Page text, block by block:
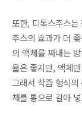
또한, 디톡스주스는
주스의 효과가 더
의 액체를 짜내는
율은 좋지만, 액체
그래서 착즙 형식
채를 통으로 갈아